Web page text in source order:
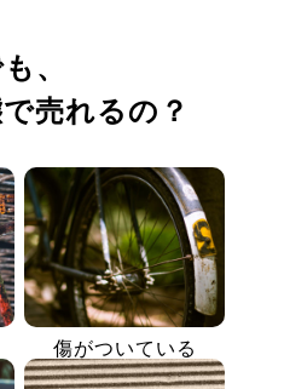
、
売れるの？
傷がついている